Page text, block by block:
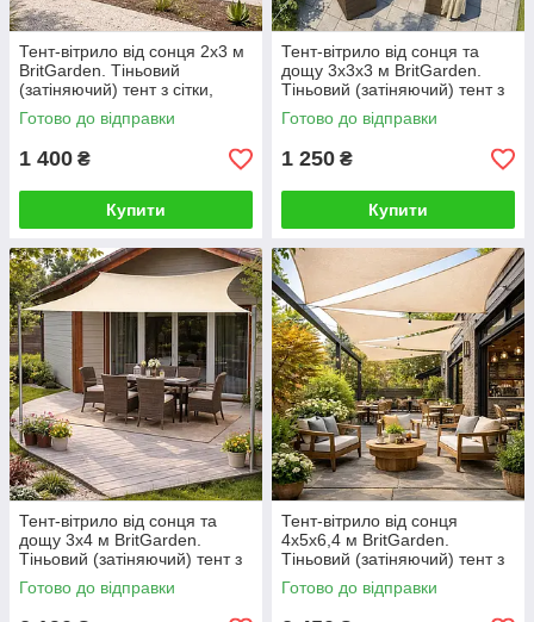
Тент-вітрило від сонця 2х3 м
BritGarden. Тіньовий
(затіняючий) тент з сітки,
молоко. Тінь 95%
Готово до відправки
1 400 ₴
Купити
Тент-вітрило від сонця та
дощу 3х3х3 м BritGarden.
Тіньовий (затіняючий) тент з
оксфорду, бежевий. Тінь 95%
Готово до відправки
1 250 ₴
Купити
Тент-вітрило від сонця та
дощу 3х4 м BritGarden.
Тіньовий (затіняючий) тент з
оксфорду, бежевий. Тінь 95%
Готово до відправки
Тент-вітрило від сонця
4х5х6,4 м BritGarden.
Тіньовий (затіняючий) тент з
сітки, бежевий. Тінь 95%
Готово до відправки